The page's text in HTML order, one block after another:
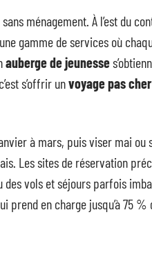
ménagement. À l’est du
gamme de services où
auberge de jeunesse
s’offrir unvoyage pas cher
à mars, puis viser mai ou
Les sites de réservation
des vols et séjours parfois
prend en charge jusqu’à 75